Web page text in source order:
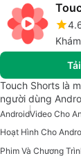
Touch Shorts là
người dùng
AndroidVideo Cho
Hoạt Hình Cho